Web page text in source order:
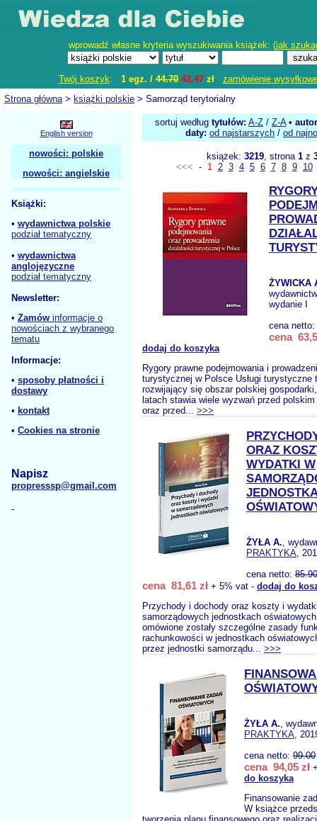
wprowadź własne kryteria wyszukiwania książek: (jak
Twój koszyk: 1 egz. /44.70 42,47zł
zamówienie
Strona główna> książki polskie > Samorząd terytorialny
English version
nowości: polskie
nowości: angielskie
Książki:
• wydawnictwa polskie
podział tematyczny
• wydawnictwa
anglojęzyczne
podział tematyczny
Newsletter:
• Zamów informacje o
nowościach z wybranego
tematu
Informacje:
• sposoby płatności i
dostawy
• kontakt
• Cookies na stronie
Napisz
propresssp@gmail.com
sortuj według tytułów: A-Z / Z-A•
daty: od najstarszych / od
książek: 3219, strona 1z
<<< - 1 2 3 4 5 6 7 8 9 10
ŻYWICKA
wydanie I
cena netto:
cena
dodaj do koszyka
Rygory prawne podejmowania i
turystycznej w Polsce Usługi turystyczne
rozwijający się obszar polskiej
latach stawia wiele wyzwań przed
oraz przed... >>>
ORAZ
WYDATKI W
ŻYŁA A.,
PRAKTYKA,
cena netto: 85.90
cena 81,61 zł + 5% vat - dodaj do
Przychody i dochody oraz koszty i
samorządowych jednostkach
omówione zostały szczególne zasady
rachunkowości w jednostkach
przez jednostki samorządu... >>>
ŻYŁA A.,
PRAKTYKA,
cena netto: 99.00
cena 94,05 zł
do koszyka
Finansowanie
W książce